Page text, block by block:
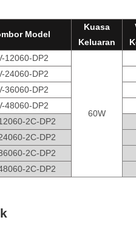
Model
Kuasa
Keluaran
12060-DP2
60W
24060-DP2
36060-DP2
48060-DP2
2C-DP2
2C-DP2
2C-DP2
2C-DP2